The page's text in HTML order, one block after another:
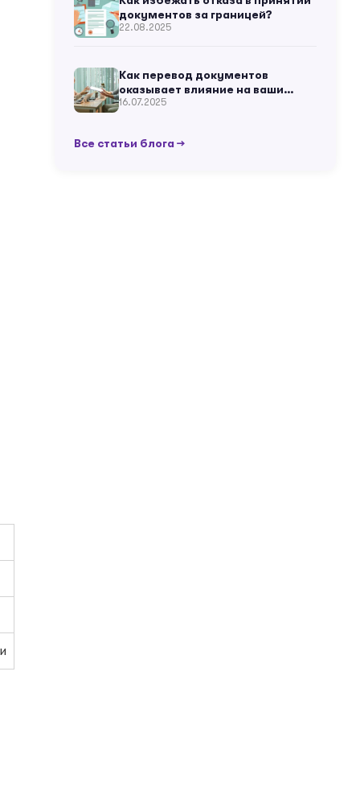
документов за границей?
22.08.2025
Как перевод документов
оказывает влияние на ваши
жизненные ситуации?
16.07.2025
Все статьи блога →